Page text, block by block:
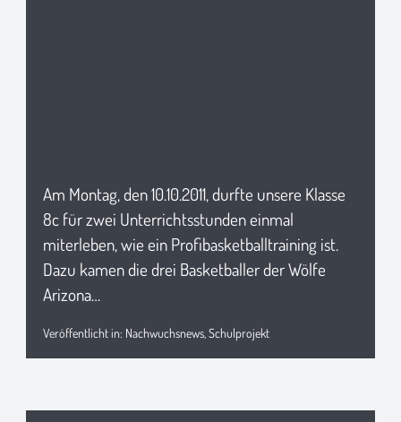
Am Montag, den 10.10.2011, durfte unsere Klasse
8c für zwei Unterrichtsstunden einmal
miterleben, wie ein Profibasketballtraining ist.
Dazu kamen die drei Basketballer der Wölfe
Arizona…
Veröffentlicht in: Nachwuchsnews, Schulprojekt